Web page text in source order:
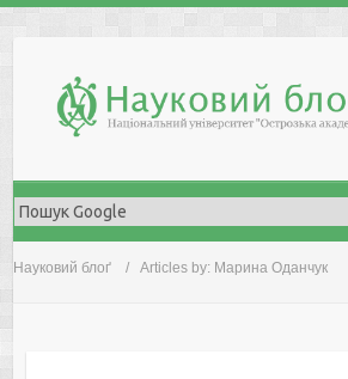
Науковий блоґ Articles by: Марина Оданчук